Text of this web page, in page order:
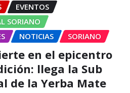
EVENTOS
SORIANO
NOTICIAS SORIANO
en el epicentro
llega la Sub
de la Yerba Mate